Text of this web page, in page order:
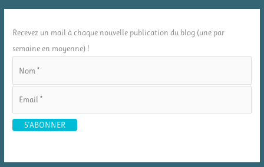
Recevez un mail à chaque nouvelle publication du blog (une par
semaine en moyenne) !